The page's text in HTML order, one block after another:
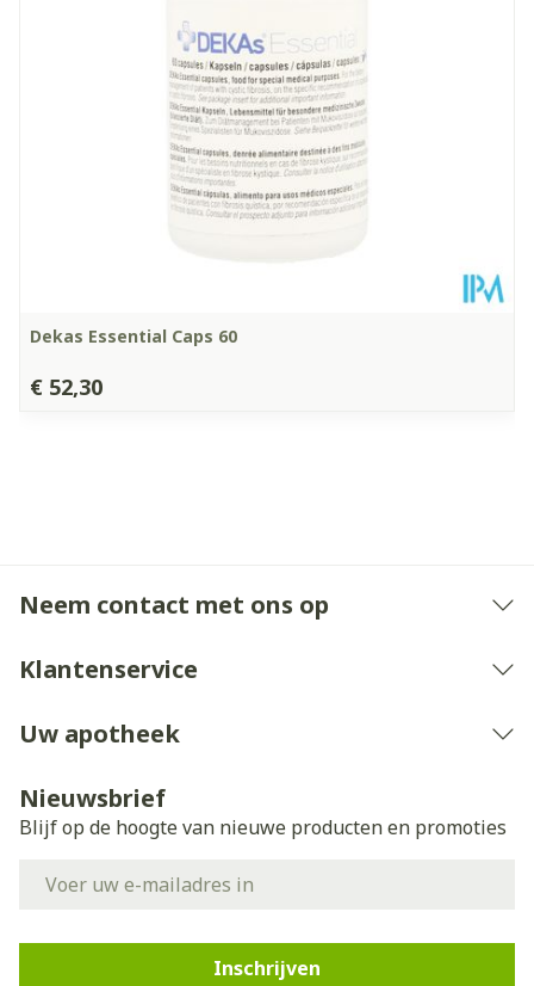
Kamertemperatuur (15°C
- 25°C)
Dekas Essential Caps 60
€ 52,30
Neem contact met ons op
Klantenservice
Uw apotheek
Nieuwsbrief
Blijf op de hoogte van nieuwe producten en promoties
Inschrijven